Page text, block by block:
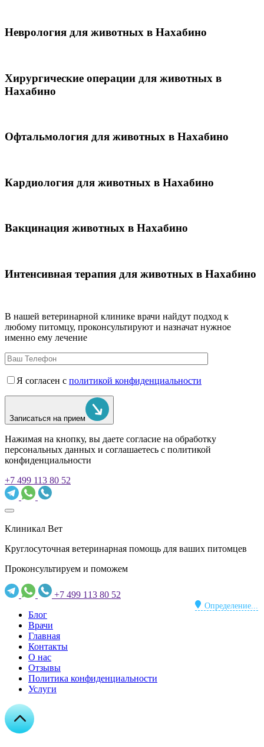
Неврология для животных в Нахабино
Хирургические операции для животных в
Нахабино
Офтальмология для животных в Нахабино
Кардиология для животных в Нахабино
Вакцинация животных в Нахабино
Интенсивная терапия для животных в Нахабино
В нашей ветеринарной клинике врачи найдут подход к
любому питомцу, проконсультируют и назначат нужное
именно ему лечение
Я согласен с политикой конфиденциальности
Записаться на прием
Нажимая на кнопку, вы даете согласие на обработку
персональных данных и соглашаетесь c политикой
конфиденциальности
+7 499 113 80 52
Клиникал Вет
Круглосуточная ветеринарная помощь для ваших питомцев
Проконсультируем и поможем
+7 499 113 80 52
Определение...
Блог
Врачи
Главная
Контакты
О нас
Отзывы
Политика конфиденциальности
Услуги